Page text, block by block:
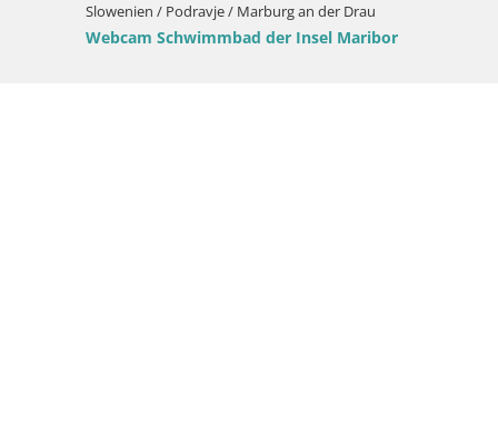
Slowenien / Podravje / Marburg an der Drau
Webcam Schwimmbad der Insel Maribor